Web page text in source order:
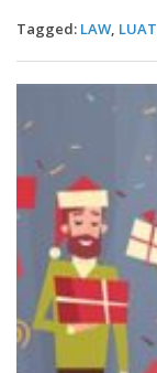
Tagged: LAW, LUAT